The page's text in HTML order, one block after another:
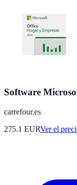
Software
carrefour.es
275.1 EURVer el